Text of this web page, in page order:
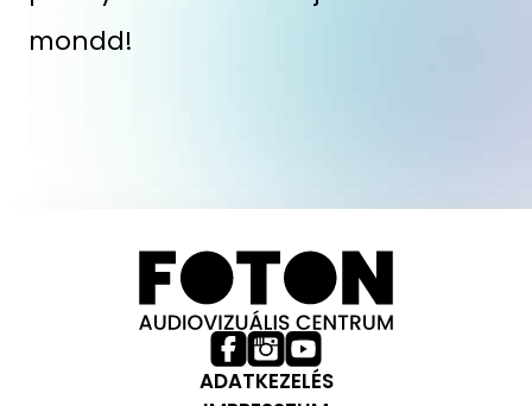
mondd!
ADATKEZELÉS